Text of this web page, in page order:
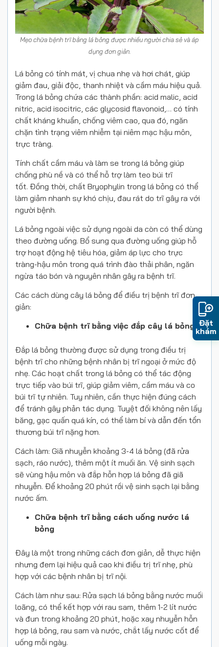
Mẹo chữa bệnh trĩ bằng lá bỏng được nhiều người chia sẻ và áp
dụng đơn giản.
Lá bỏng có tính mát, vị chua nhẹ và hơi chát, giúp
giảm đau, giải độc, thanh nhiệt và cầm máu hiệu quả.
Trong lá bỏng chứa các thành phần: acid malic, acid
nitric, acid isocitric, các glycosid flavonoid,… có tính
chất kháng khuẩn, chống viêm cao, qua đó, ngăn
chặn tình trạng viêm nhiễm tại niêm mạc hậu môn,
trực tràng.
Tính chất cầm máu và làm se trong lá bỏng giúp
chống phù nề và có thể hỗ trợ làm teo búi trĩ
tốt. Đồng thời, chất Bryophylin trong lá bỏng có thể
làm giảm nhanh sự khó chịu, đau rát do trĩ gây ra với
người bệnh.
Lá bỏng ngoài việc sử dụng ngoài da còn có thể dùng
theo đường uống. Bổ sung qua đường uống giúp hỗ
trợ hoạt động hệ tiêu hóa, giảm áp lực cho trực
tràng-hậu môn trong quá trình đào thải phân, ngăn
ngừa táo bón và nguyên nhân gây ra bệnh trĩ.
Các cách dùng cây lá bỏng để điều trị bệnh trĩ đơn
giản:
Chữa bệnh trĩ bằng việc đắp cây lá bỏng
Đắp lá bỏng thường được sử dụng trong điều trị
bệnh trĩ cho những bệnh nhân bị trĩ ngoại ở mức độ
nhẹ. Các hoạt chất trong lá bỏng có thể tác động
trực tiếp vào búi trĩ, giúp giảm viêm, cầm máu và co
búi trĩ tự nhiên. Tuy nhiên, cần thực hiện đúng cách
để tránh gây phản tác dụng. Tuyệt đối không nên lấy
băng, gạc quấn quá kín, có thể làm bí và dẫn đến tổn
thương búi trĩ nặng hơn.
Cách làm: Giã nhuyễn khoảng 3-4 lá bỏng (đã rửa
sạch, ráo nước), thêm một ít muối ăn. Vệ sinh sạch
sẽ vùng hậu môn và đắp hỗn hợp lá bỏng đã giã
nhuyễn. Để khoảng 20 phút rồi vệ sinh sạch lại bằng
nước ấm.
Chữa bệnh trĩ bằng cách uống nước lá
bỏng
Đây là một trong những cách đơn giản, dễ thực hiện
nhưng đem lại hiệu quả cao khi điều trị trĩ nhẹ, phù
hợp với các bệnh nhân bị trĩ nội.
Cách làm như sau: Rửa sạch lá bỏng bằng nước muối
loãng, có thể kết hợp với rau sam, thêm 1-2 lít nước
và đun trong khoảng 20 phút, hoặc xay nhuyễn hỗn
hợp lá bỏng, rau sam và nước, chắt lấy nước cốt để
uống mỗi ngày.
Đặt
khám